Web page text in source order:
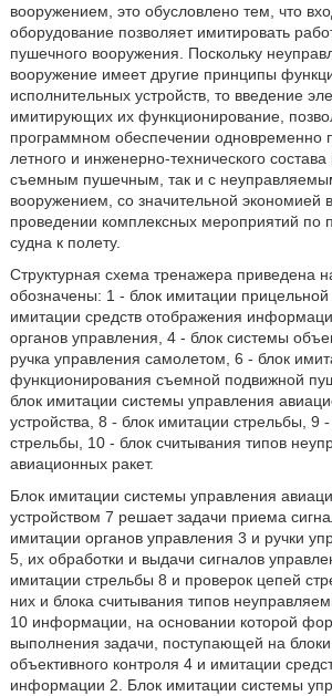
вооружением, это обусловлено тем, что
оборудование позволяет имитировать
пушечного вооружения. Поскольку
вооружение имеет другие принципы
исполнительных устройств, то введение
имитирующих их функционирование,
программном обеспечении одновременно
летного и инженерно-технического состава
съемным пушечным, так и с
вооружением, со значительной экономией
проведении комплексных мероприятий по
судна к полету.
Структурная схема тренажера приведена
обозначены: 1 - блок имитации
имитации средств отображения
органов управления, 4 - блок системы
ручка управления самолетом, 6 - блок
функционирования съемной подвижной
блок имитации системы управления
устройства, 8 - блок имитации стрельбы, 9
стрельбы, 10 - блок считывания типов
авиационных ракет.
Блок имитации системы управления
устройством 7 решает задачи приема
имитации органов управления 3 и ручки
5, их обработки и выдачи сигналов
имитации стрельбы 8 и проверок цепей
них и блока считывания типов
10 информации, на основании которой
выполнения задачи, поступающей на
объективного контроля 4 и имитации
информации 2. Блок имитации системы